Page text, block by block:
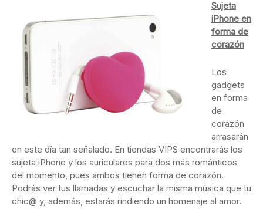
Sujeta
iPhone en
forma de
corazón
Los
gadgets
en forma
de
corazón
arrasarán
en este día tan señalado. En tiendas VIPS encontrarás los
sujeta iPhone y los auriculares para dos más románticos
del momento, pues ambos tienen forma de corazón.
Podrás ver tus llamadas y escuchar la misma música que tu
chic@ y, además, estarás rindiendo un homenaje al amor.